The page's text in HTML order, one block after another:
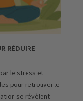
RÉDUIRE
le stress et
pour retrouver le
se révèlent